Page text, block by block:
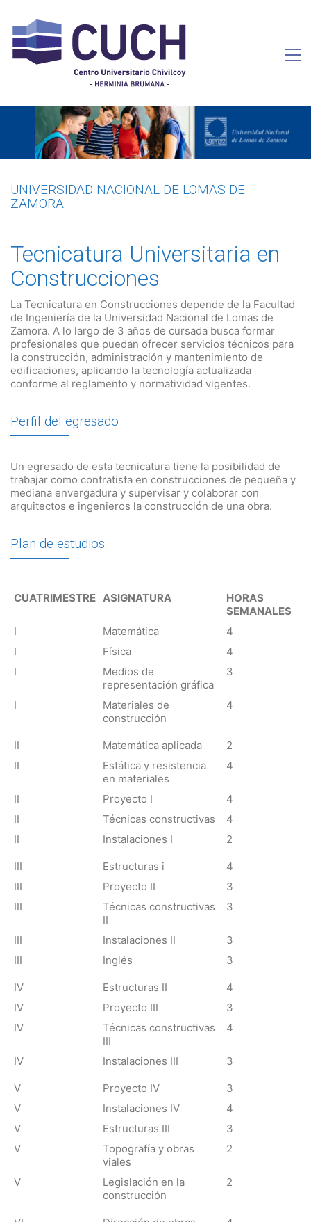
UNIVERSIDAD NACIONAL DE LOMAS DE
ZAMORA
Tecnicatura Universitaria en
Construcciones
La Tecnicatura en Construcciones depende de la Facultad
de Ingeniería de la Universidad Nacional de Lomas de
Zamora. A lo largo de 3 años de cursada busca formar
profesionales que puedan ofrecer servicios técnicos para
la construcción, administración y mantenimiento de
edificaciones, aplicando la tecnología actualizada
conforme al reglamento y normatividad vigentes.
Perfil del egresado
Un egresado de esta tecnicatura tiene la posibilidad de
trabajar como contratista en construcciones de pequeña y
mediana envergadura y supervisar y colaborar con
arquitectos e ingenieros la construcción de una obra.
Plan de estudios
CUATRIMESTRE ASIGNATURA
HORAS
SEMANALES
I
Matemática
4
I
Física
4
I
Medios de
representación gráfica
3
I
Materiales de
construcción
4
II Matemática aplicada
2
II
Estática y resistencia
en materiales
4
II Proyecto I
4
II
Técnicas constructivas
4
II
Instalaciones I 2
III Estructuras i
4
III
Proyecto II
3
III
Técnicas constructivas
II
3
III Instalaciones II
3
III
Inglés 3
IV Estructuras II
4
IV
Proyecto III
3
IV
Técnicas constructivas
III
4
IV Instalaciones III 3
V Proyecto IV
3
V
Instalaciones IV
4
V
Estructuras III
3
V
Topografía y obras
viales
2
V
Legislación en la
construcción
2